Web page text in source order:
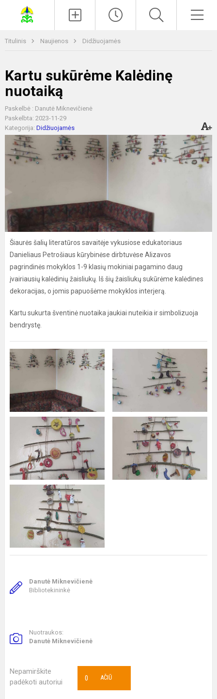
Titulinis Naujienos Didžiuojamės
Kartu sukūrėme Kalėdinę
nuotaiką
Paskelbė : Danutė Miknevičienė
Paskelbta: 2023-11-29
Kategorija: Didžiuojamės
Šiaurės šalių literatūros savaitėje vykusiose edukatoriaus
Danieliaus Petrošiaus kūrybinėse dirbtuvėse Alizavos
pagrindinės mokyklos 1-9 klasių mokiniai pagamino daug
įvairiausių kalėdinių žaisliukų. Iš šių žaisliukų sukūrėme kalėdines
dekoracijas, o jomis papuošėme mokyklos interjerą.
Kartu sukurta šventinė nuotaika jaukiai nuteikia ir simbolizuoja
bendrystę.
Danutė Miknevičienė
Bibliotekininkė
Nuotraukos:
Danutė Miknevičienė
Nepamirškite
padėkoti autoriui
AČIŪ
0